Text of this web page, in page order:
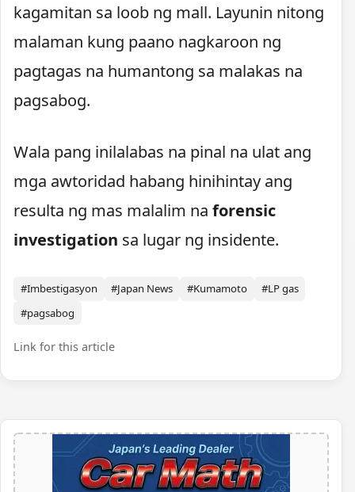
kagamitan sa loob ng mall. Layunin nitong
malaman kung paano nagkaroon ng
pagtagas na humantong sa malakas na
pagsabog.
Wala pang inilalabas na pinal na ulat ang
mga awtoridad habang hinihintay ang
resulta ng mas malalim na forensic
investigation sa lugar ng insidente.
#Imbestigasyon #Japan News #Kumamoto
#LP gas
#pagsabog
Link for this article